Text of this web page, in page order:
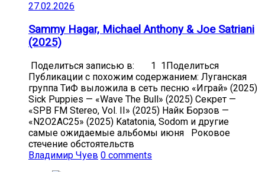
27.02.2026
Sammy Hagar, Michael Anthony & Joe Satriani
(2025)
Поделиться записью в: 1 1Поделиться
Публикации с похожим содержанием: Луганская
группа ТиФ выложила в сеть песню «Играй» (2025)
Sick Puppies — «Wave The Bull» (2025) Секрет —
«SPB FM Stereo, Vol. II» (2025) Найк Борзов —
«N2O2AC25» (2025) Katatonia, Sodom и другие
самые ожидаемые альбомы июня Роковое
стечение обстоятельств
Владимир Чуев 0 comments